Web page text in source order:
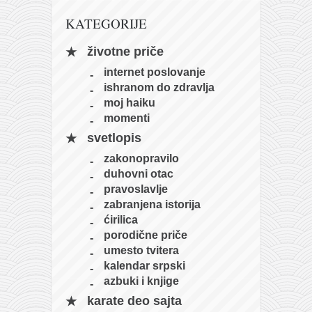
passai
temashiwari
timbei rochin
tsunami dojo
program
snimci nastupa
KATEGORIJE
životne priče
internet poslovanje
ishranom do zdravlja
moj haiku
momenti
svetlopis
zakonopravilo
duhovni otac
pravoslavlje
zabranjena istorija
ćirilica
porodične priče
umesto tvitera
kalendar srpski
azbuki i knjige
karate deo sajta